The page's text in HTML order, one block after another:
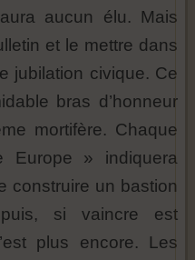
aucun élu. Mais
et le mettre dans
jubilation civique. Ce
bras d’honneur
mortifère. Chaque
Europe » indiquera
construire un bastion
si vaincre est
plus encore. Les